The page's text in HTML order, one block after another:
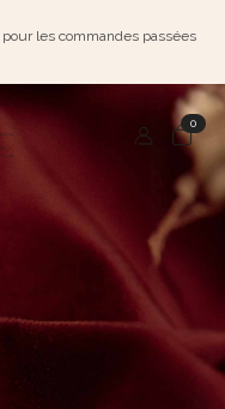
pour les commandes passées
0